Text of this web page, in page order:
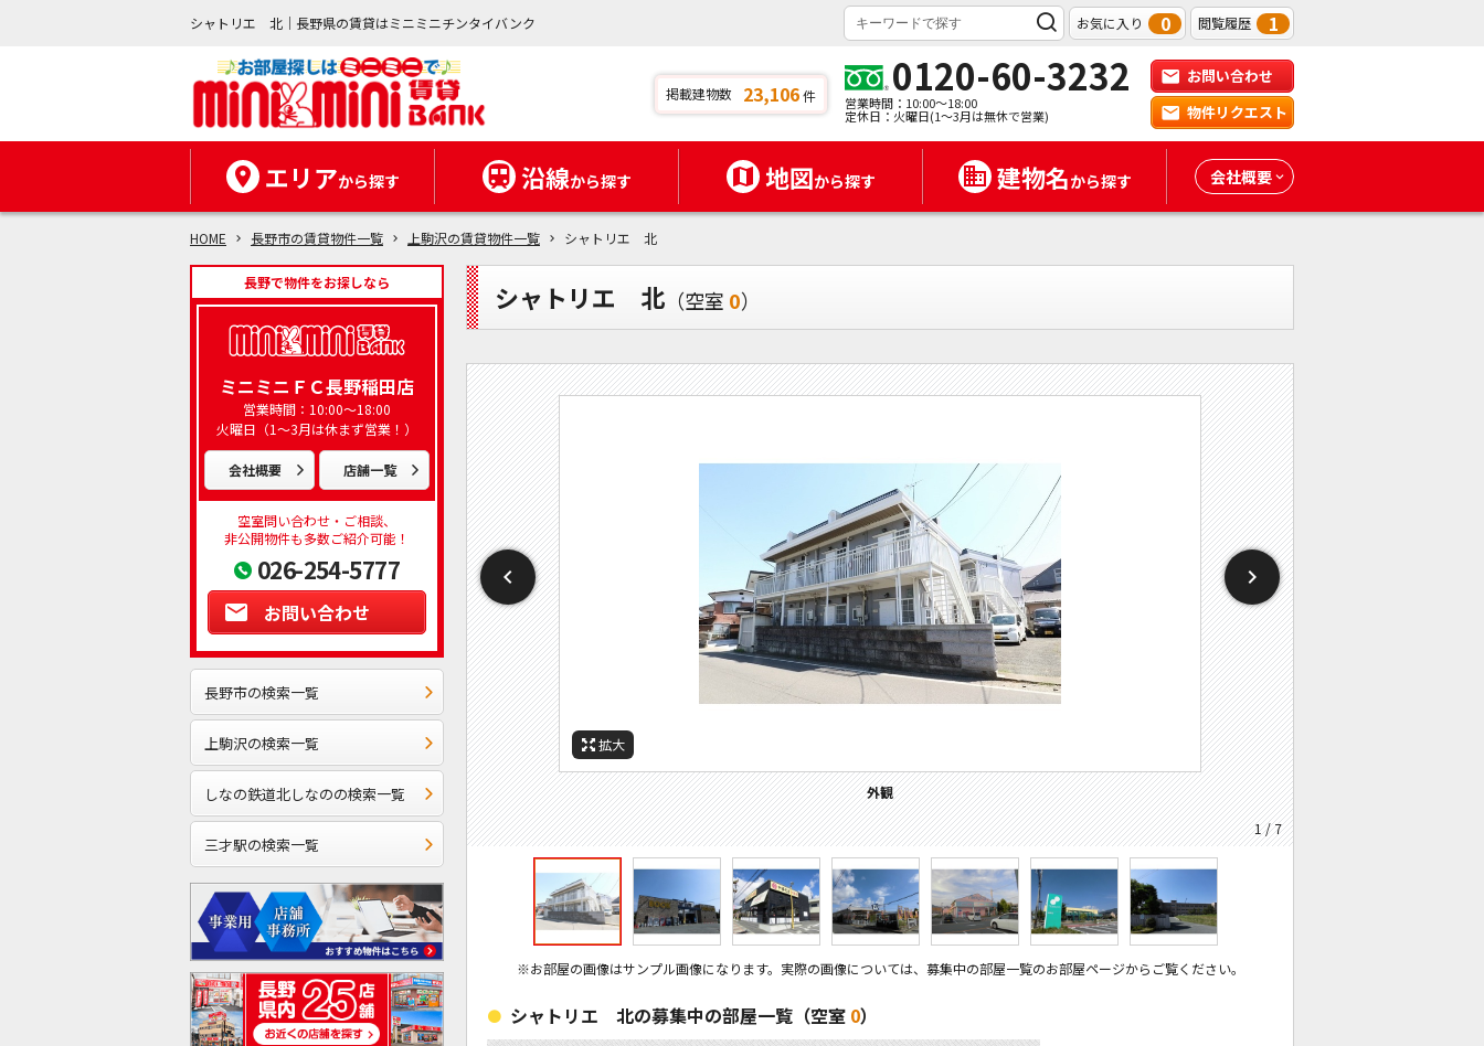
シャトリエ 北｜長野県の賃貸はミニミニチンタイバンク お気に入り 0 閲覧履歴 1
掲載建物数 23,106件 0120-60-3232
営業時間：10:00～18:00
定休日：火曜日(1～3月は無休で営業)
お問い合わせ
物件リクエスト
エリアから探す 沿線から探す 地図から探す 建物名から探す 会社概要
HOME 長野市の賃貸物件一覧 上駒沢の賃貸物件一覧 シャトリエ 北
長野で物件をお探しなら
ミニミニＦＣ長野稲田店
営業時間：10:00～18:00
火曜日（1～3月は休まず営業！）
会社概要 店舗一覧
空室問い合わせ・ご相談、
非公開物件も多数ご紹介可能！
026-254-5777
お問い合わせ
長野市の検索一覧
上駒沢の検索一覧
しなの鉄道北しなのの検索一覧
三才駅の検索一覧
シャトリエ 北 （空室 0）
拡大
外観
1 / 7
拡大
その他画像
拡大
その他画像
拡大
周辺施設：ホームセンター
拡大
周辺施設：ドラックストア
拡大
周辺施設：スーパー
拡大
周辺施設：小学校
※お部屋の画像はサンプル画像になります。実際の画像については、募集中の部屋一覧のお部屋ページからご覧ください。
シャトリエ 北の募集中の部屋一覧（空室 0）